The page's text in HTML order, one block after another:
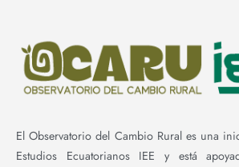
El Observatorio del Cambio Rural es una
Estudios Ecuatorianos IEE y está